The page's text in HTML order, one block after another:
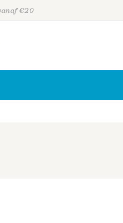
€20
Personen